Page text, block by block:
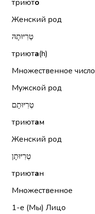
триюто
Женский род
טְרִיּוּתָהּ
триюта(h)
Множественное число
Мужской род
טְרִיּוּתָם
триютам
Женский род
טְרִיּוּתָן
триютан
Множественное
1-е (Мы) Лицо